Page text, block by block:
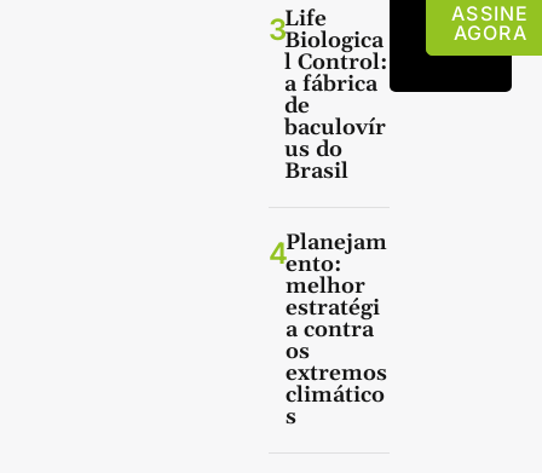
3Life
Biologica
l Control:
a fábrica
de
baculovír
us do
Brasil
4Planejam
ento:
melhor
estratégi
a contra
os
extremos
climático
s
ASSINE
AGORA